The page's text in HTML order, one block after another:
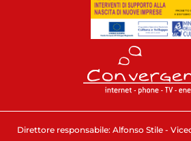
Direttore responsabile: Alfonso Stile -